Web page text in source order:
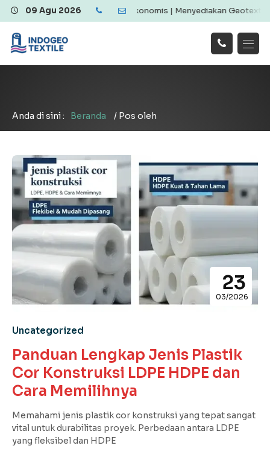
09 Agu 2026
Berkualitas dan Ekonomis | Menyediakan Geotextile Woven &
Hubungi
Anda di sini : Beranda / Pos oleh
23
03/2026
Uncategorized
Panduan Lengkap Jenis Plastik
Cor Konstruksi LDPE HDPE dan
Cara Memilihnya
Memahami jenis plastik cor konstruksi yang tepat sangat
vital untuk durabilitas proyek. Perbedaan antara LDPE
yang fleksibel dan HDPE